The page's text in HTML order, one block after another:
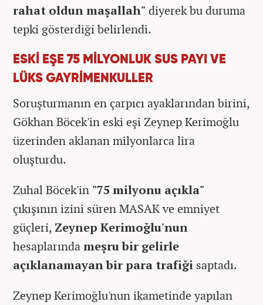
rahat oldun maşallah" diyerek bu duruma
tepki gösterdiği belirlendi.
ESKİ EŞE 75 MİLYONLUK SUS PAYI VE
LÜKS GAYRİMENKULLER
Soruşturmanın en çarpıcı ayaklarından birini,
Gökhan Böcek'in eski eşi Zeynep Kerimoğlu
üzerinden aklanan milyonlarca lira
oluşturdu.
Zuhal Böcek'in "75 milyonu açıkla"
çıkışının izini süren MASAK ve emniyet
güçleri, Zeynep Kerimoğlu'nun
hesaplarındameşru bir gelirle
açıklanamayan bir para trafiği saptadı.
Zeynep Kerimoğlu'nun ikametinde yapılan